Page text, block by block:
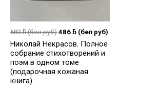
583ƃ(бел руб) 486 ƃ (бел руб)
Николай Некрасов. Полное
собрание стихотворений и
поэм в одном томе
(подарочная кожаная
книга)